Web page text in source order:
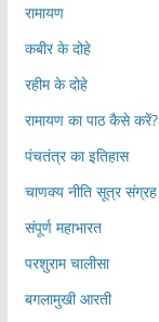
रामायण
कबीर के दोहे
रहीम के दोहे
रामायण का पाठ कैसे करें?
पंचतंत्र का इतिहास
चाणक्य नीति सूत्र संग्रह
संपूर्ण महाभारत
परशुराम चालीसा
बगलामुखी आरती